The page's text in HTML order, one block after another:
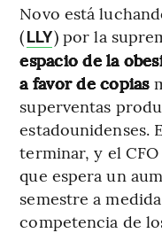
Novo está
(LLY) por la
espacio de la
a favor de copias
superventas
estadounidenses.
terminar, y el
que espera un
semestre a
competencia de